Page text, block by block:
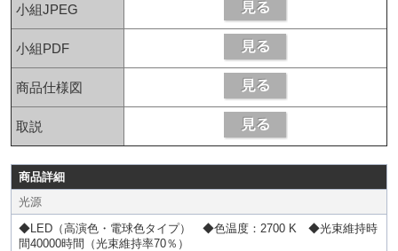
小組JPEG
小組PDF
商品仕様図
取説
商品詳細
光源
◆LED（高演色・電球色タイプ） ◆色温度：2700 K ◆光束維持時
間40000時間（光束維持率70％）